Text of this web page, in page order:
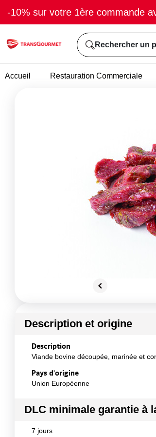
-10% sur votre 1ère commande
Rechercher un
Accueil Restauration Commerciale
Description et origine
Description
Viande bovine découpée, marinée et
Pays d'origine
Union Européenne
DLC minimale garantie à
7 jours